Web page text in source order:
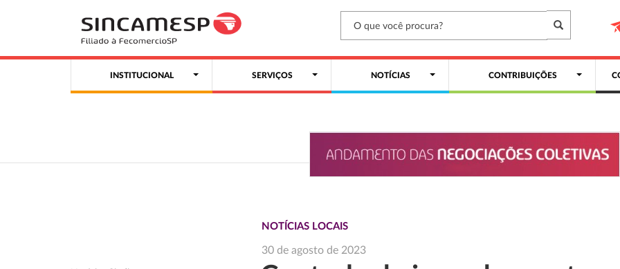
INSTITUCIONAL SERVIÇOS NOTÍCIAS CONTRIBUIÇÕES
NOTÍCIAS LOCAIS
30 de agosto de 2023